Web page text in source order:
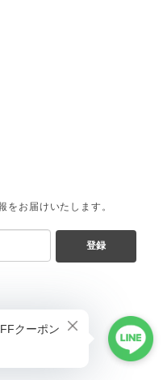
をお届けいたします。
登録